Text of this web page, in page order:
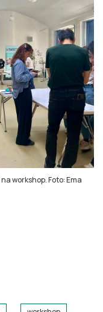
workshop. Foto: Ema